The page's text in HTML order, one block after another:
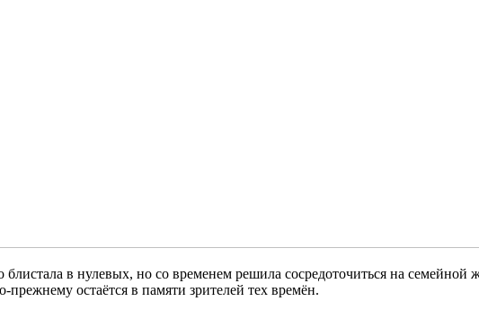
в нулевых, но со временем решила сосредоточиться на
остаётся в памяти зрителей тех времён.